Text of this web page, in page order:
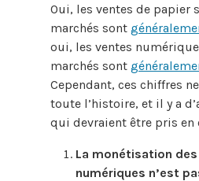
Oui, les ventes de papier
marchés sont
oui, les ventes
marchés sont
Cependant, ces chiffres
toute l’histoire, et il y a
qui devraient être pris en
La monétisation
numériques n’est